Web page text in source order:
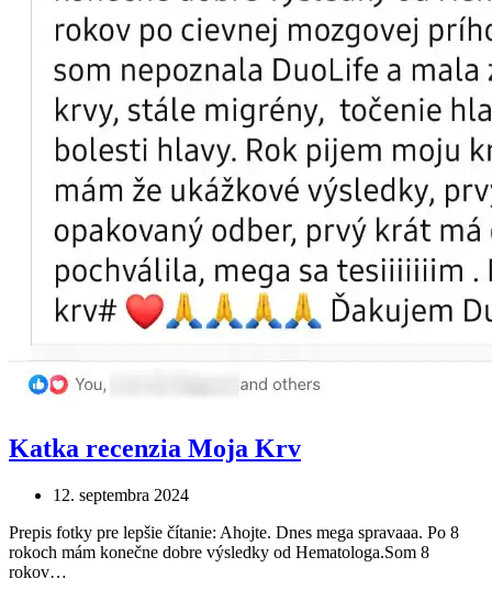
Katka recenzia Moja Krv
12. septembra 2024
Prepis fotky pre lepšie čítanie: Ahojte. Dnes mega spravaaa. Po 8
rokoch mám konečne dobre výsledky od Hematologa.Som 8
rokov…